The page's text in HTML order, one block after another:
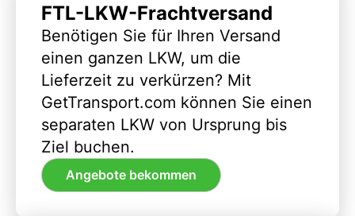
FTL-LKW-Frachtversand
Benötigen Sie für Ihren Versand
einen ganzen LKW, um die
Lieferzeit zu verkürzen? Mit
GetTransport.com können Sie einen
separaten LKW von Ursprung bis
Ziel buchen.
Angebote bekommen